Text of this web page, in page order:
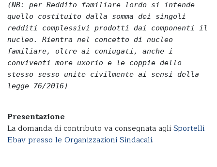
(NB: per Reddito familiare lordo si intende
quello costituito dalla somma dei singoli
redditi complessivi prodotti dai componenti il
nucleo. Rientra nel concetto di nucleo
familiare, oltre ai coniugati, anche i
conviventi more uxorio e le coppie dello
stesso sesso unite civilmente ai sensi della
legge 76/2016)
Presentazione
La domanda di contributo va consegnata agliSportelli
Ebav presso le Organizzazioni Sindacali.